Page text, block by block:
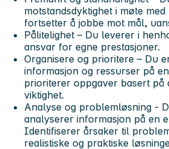
motstandsdyktighet i møte
fortsetter å jobbe mot mål,
Pålitelighet – Du leverer i
ansvar for egne prestasjoner.
Organisere og prioritere – Du
informasjon og ressurser på
prioriterer oppgaver basert på
viktighet.
Analyse og problemløsning -
analyserer informasjon på en
Identifiserer årsaker til
realistiske og praktiske